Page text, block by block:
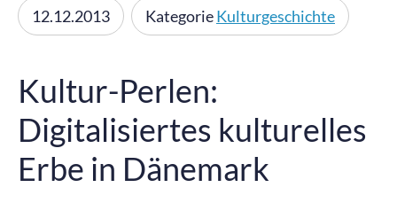
12.12.2013 KategorieKulturgeschichte
Kultur-Perlen:
Digitalisiertes kulturelles
Erbe in Dänemark